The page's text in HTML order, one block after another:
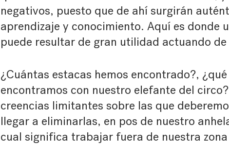
negativos, puesto que de ahí surgirán
aprendizaje y conocimiento. Aquí es donde
puede resultar de gran utilidad actuando
¿Cuántas estacas hemos encontrado?,
encontramos con nuestro elefante del
creencias limitantes sobre las que
llegar a eliminarlas, en pos de nuestro
cual significa trabajar fuera de nuestra